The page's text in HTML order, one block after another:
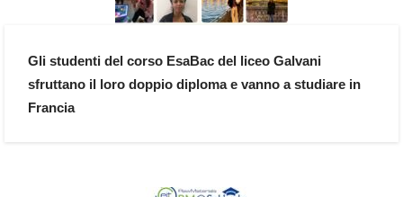
Gli studenti del corso EsaBac del liceo Galvani
sfruttano il loro doppio diploma e vanno a studiare in
Francia